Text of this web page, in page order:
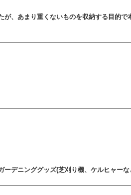
、あまり重くないものを収納する目的
デニンググッズ(芝刈り機、ケルヒャーな